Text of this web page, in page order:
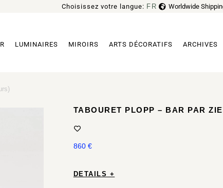
Choisissez votre langue: FR
EN Worldwide
LUMINAIRES MIROIRS ARTS DÉCORATIFS ARCHIVES
TABOURET PLOPP – BAR PAR
860 €
DETAILS +